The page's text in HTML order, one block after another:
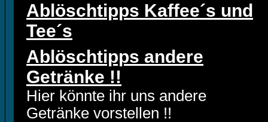
Ablöschtipps Kaffee´s und
Tee´s
Ablöschtipps andere
Getränke !!
Hier könnte ihr uns andere
Getränke vorstellen !!